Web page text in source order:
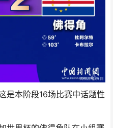
是本阶段16场比赛中话题性